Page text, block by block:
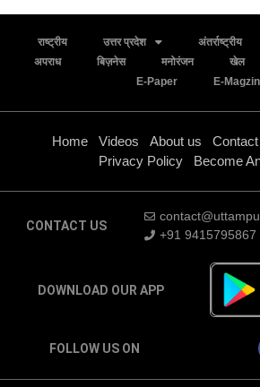
राष्ट्रीय उत्तर प्रदेश अंतर्राष्ट्रीय
अपराध
बिज़नेस मनोरंजन खेल
E-Paper
E-
Home Videos About us
Privacy Policy
Become
CONTACT US
+91 9415795867
DOWNLOAD OUR APP
FOLLOW US ON